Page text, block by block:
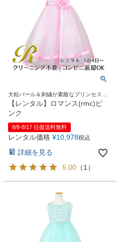
大粒パール＆刺繍が素敵なプリンセスロ
ングドレス
【レンタル】ロマンス(rmc)ピ
ンク
8/8-8/17 往復送料無料
レンタル価格 ¥10,978税込
詳細を見る
5.00 （1）